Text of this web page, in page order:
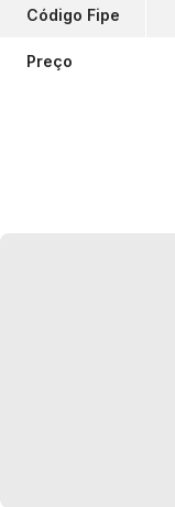
Código Fipe
Preço